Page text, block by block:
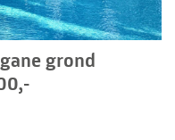
grond